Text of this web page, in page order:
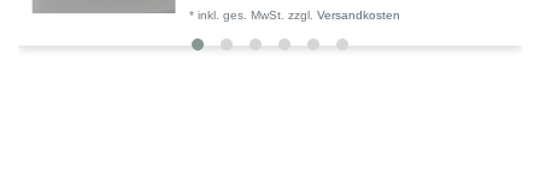
*inkl. ges. MwSt. zzgl.Versandkosten